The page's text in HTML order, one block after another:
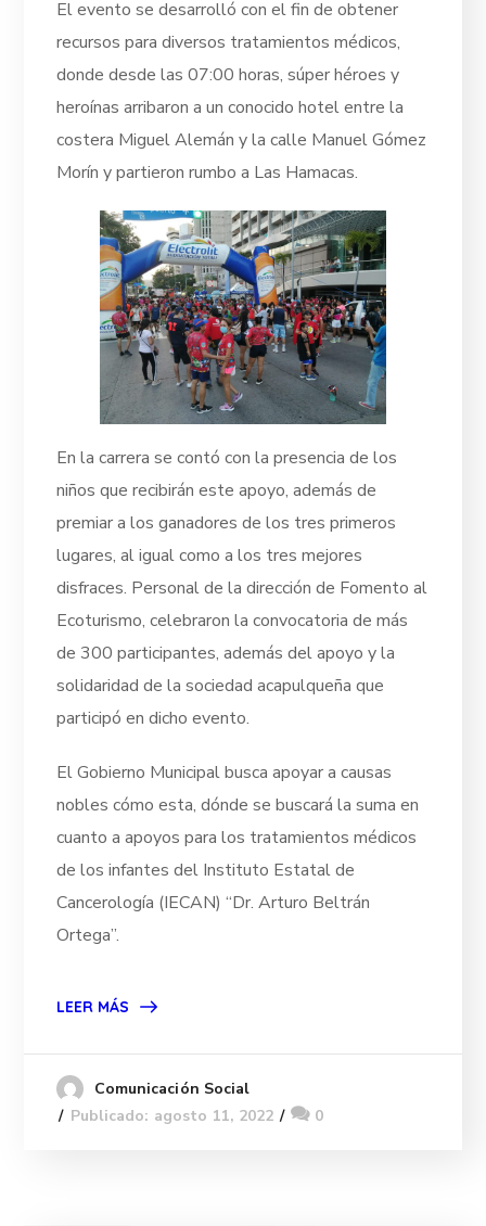
El evento se desarrolló con el fin de obtener
recursos para diversos tratamientos médicos,
donde desde las 07:00 horas, súper héroes y
heroínas arribaron a un conocido hotel entre la
costera Miguel Alemán y la calle Manuel Gómez
Morín y partieron rumbo a Las Hamacas.
En la carrera se contó con la presencia de los
niños que recibirán este apoyo, además de
premiar a los ganadores de los tres primeros
lugares, al igual como a los tres mejores
disfraces. Personal de la dirección de Fomento al
Ecoturismo, celebraron la convocatoria de más
de 300 participantes, además del apoyo y la
solidaridad de la sociedad acapulqueña que
participó en dicho evento.
El Gobierno Municipal busca apoyar a causas
nobles cómo esta, dónde se buscará la suma en
cuanto a apoyos para los tratamientos médicos
de los infantes del Instituto Estatal de
Cancerología (IECAN) “Dr. Arturo Beltrán
Ortega”.
LEER MÁS
Comunicación Social
Publicado: agosto 11, 2022
0